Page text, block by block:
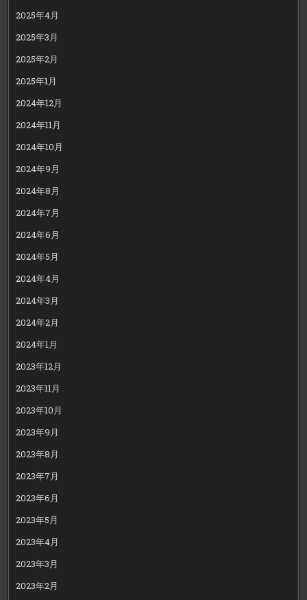
2025年4月
2025年3月
2025年2月
2025年1月
2024年12月
2024年11月
2024年10月
2024年9月
2024年8月
2024年7月
2024年6月
2024年5月
2024年4月
2024年3月
2024年2月
2024年1月
2023年12月
2023年11月
2023年10月
2023年9月
2023年8月
2023年7月
2023年6月
2023年5月
2023年4月
2023年3月
2023年2月